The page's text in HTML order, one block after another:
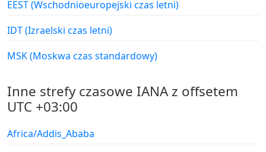
EEST (Wschodnioeuropejski czas letni)
IDT (Izraelski czas letni)
MSK (Moskwa czas standardowy)
Inne strefy czasowe IANA z offsetem
UTC +03:00
Africa/Addis_Ababa